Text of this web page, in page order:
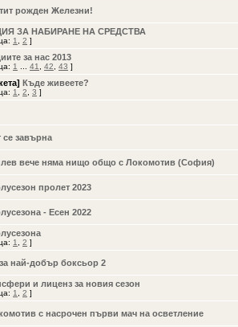
рожден Железни!
ЗА НАБИРАНЕ НА СРЕДСТВА
1 2 ]
за нас 2013
1 41 42 43 ]
Къде живеете?
1 2 3 ]
се завърна
вече няма нищо общо с Локомотив (София)
пролет 2023
- Есен 2022
1 2 ]
най-добър боксьор 2
и лиценз за новия сезон
1 2 ]
с насрочен първи мач на осветление